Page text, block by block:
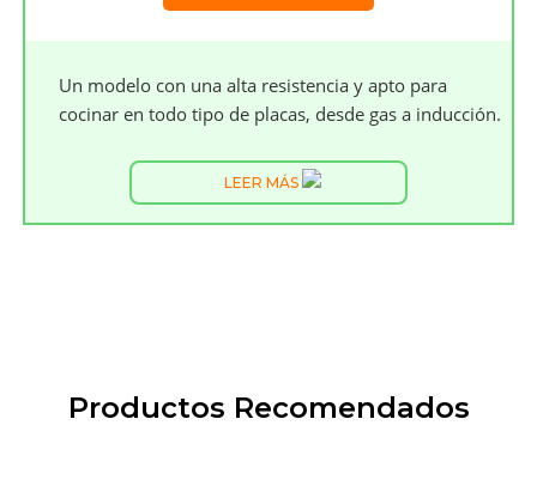
Un modelo con una alta resistencia y apto para
cocinar en todo tipo de placas, desde gas a inducción.
LEER MÁS
Productos Recomendados